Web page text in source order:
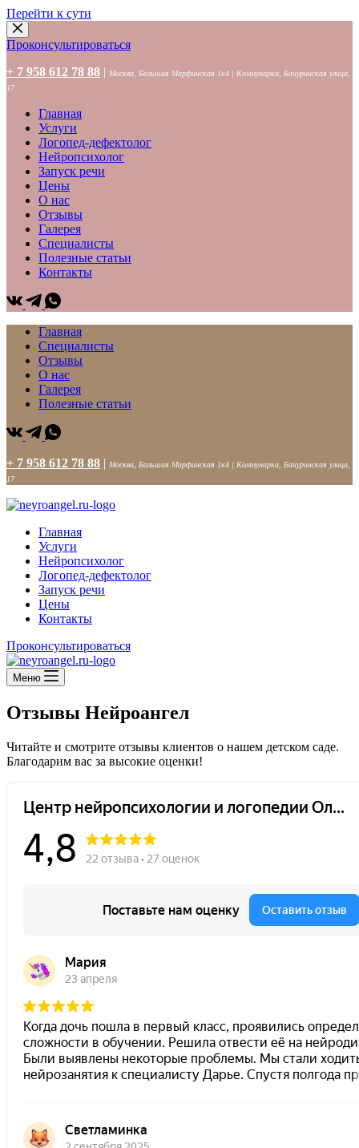
Перейти к сути
Проконсультироваться
+ 7 958 612 78 88 | Москва, Большая Марфинская 1к4 | Коммунарка, Бачуринская улица,
17
Главная
Услуги
Логопед-дефектолог
Нейропсихолог
Запуск речи
Цены
О нас
Отзывы
Галерея
Специалисты
Полезные статьи
Контакты
Главная
Специалисты
Отзывы
О нас
Галерея
Полезные статьи
+ 7 958 612 78 88 | Москва, Большая Марфинская 1к4 | Коммунарка, Бачуринская улица,
17
Главная
Услуги
Нейропсихолог
Логопед-дефектолог
Запуск речи
Цены
Контакты
Проконсультироваться
Меню
Отзывы Нейроангел
Читайте и смотрите отзывы клиентов о нашем детском саде.
Благодарим вас за высокие оценки!